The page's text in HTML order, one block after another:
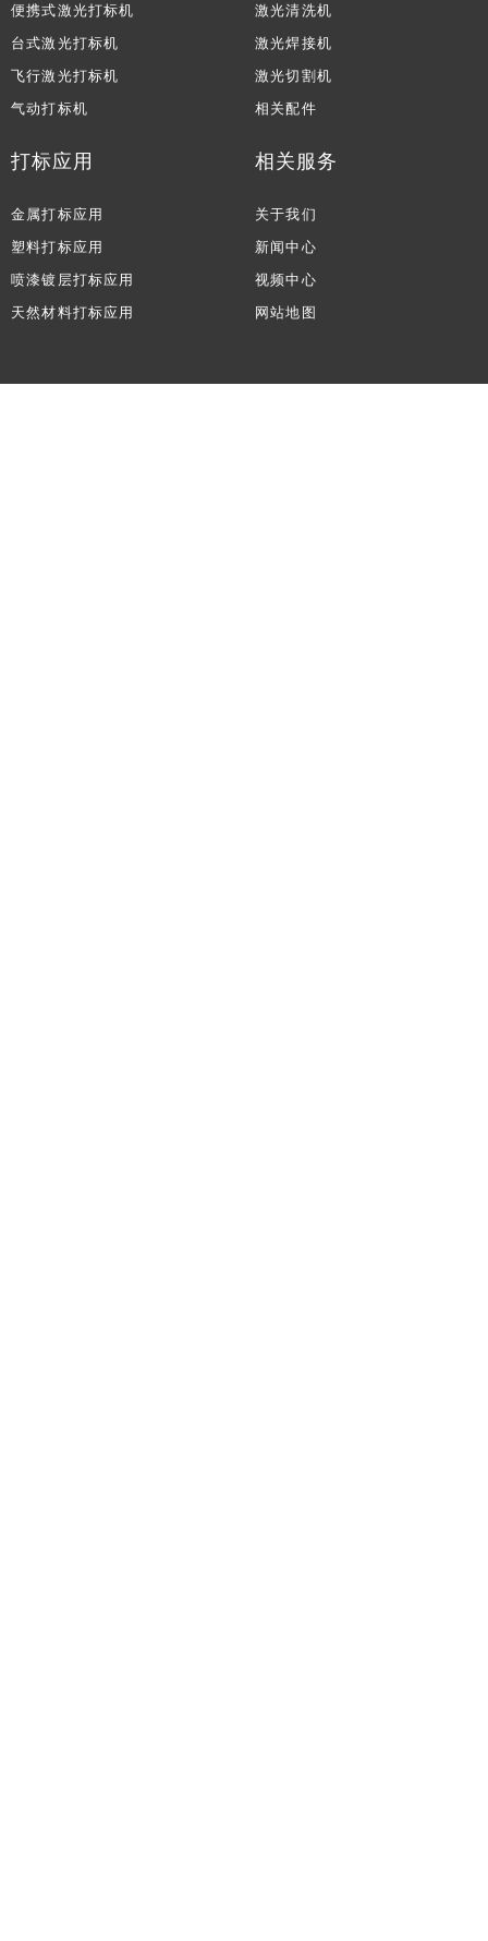
便携式激光打标机
台式激光打标机
飞行激光打标机
气动打标机
激光清洗机
激光焊接机
激光切割机
相关配件
打标应用
金属打标应用
塑料打标应用
喷漆镀层打标应用
天然材料打标应用
相关服务
关于我们
新闻中心
视频中心
网站地图